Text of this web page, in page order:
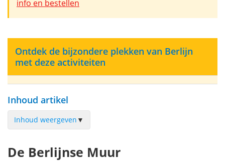
info en bestellen
Ontdek de bijzondere plekken van Berlijn
met deze activiteiten
Inhoud artikel
Inhoud weergeven ▼
Gedenkstätte Berliner Mauer
De Berlijnse Muur